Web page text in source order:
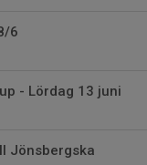
6
- Lördag 13 juni
Jönsbergska